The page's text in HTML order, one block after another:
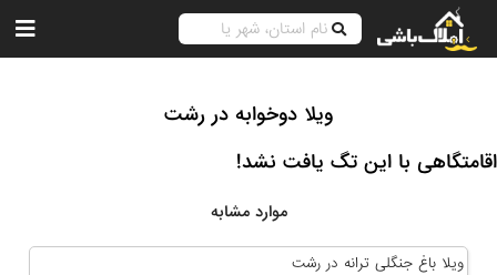
ویلا دوخوابه در رشت
اقامتگاهی با این تگ یافت نشد!
موارد مشابه
ویلا باغ جنگلی ترانه در رشت